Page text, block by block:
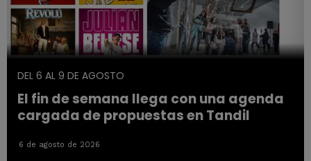
DEL 6 AL 9 DE AGOSTO
El fin de semana llega con una agenda
cargada de propuestas en Tandil
6 de agosto de 2026